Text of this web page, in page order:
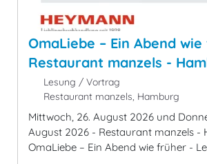
OmaLiebe – Ein Abend
Restaurant manzels -
Lesung / Vortrag
Restaurant manzels, Hamburg
Mittwoch, 26. August 2026 und
August 2026 - Restaurant manzels -
OmaLiebe – Ein Abend wie früher -